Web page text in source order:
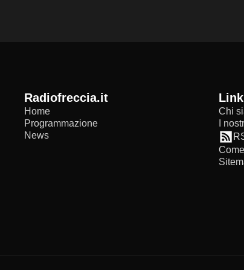
radiofreccia.it
Home
Programmazione
News
Chi
I